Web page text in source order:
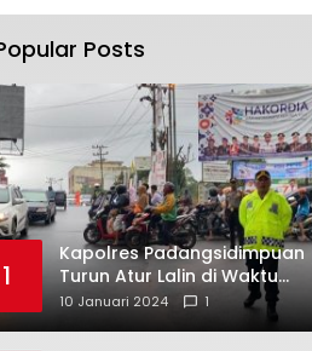
Posts
1
Kapolres Padangsidimpuan
Turun Atur Lalin di Waktu
Hujan
10 Januari 2024 1